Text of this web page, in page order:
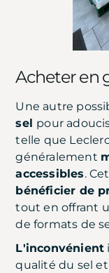
Acheter en
Une autre
sel pour
telle que
généralement
accessibles.
bénéficier de
tout en offrant
de formats de
L'inconvénient
qualité du sel